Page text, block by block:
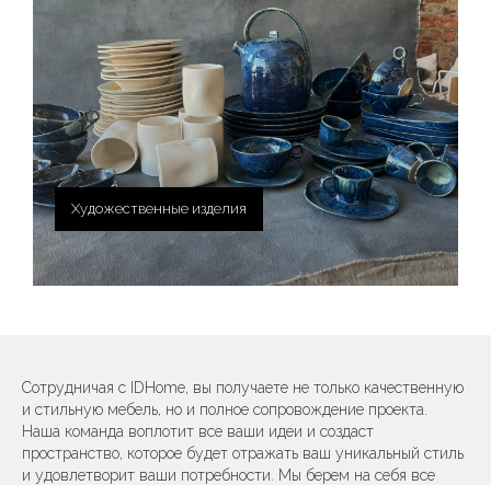
Художественные изделия
Сотрудничая с IDHome, вы получаете не только качественную
и стильную мебель, но и полное сопровождение проекта.
Наша команда воплотит все ваши идеи и создаст
пространство, которое будет отражать ваш уникальный стиль
и удовлетворит ваши потребности. Мы берем на себя все